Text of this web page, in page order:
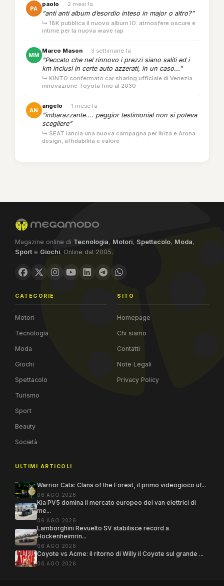
PA
paolo · 2 mesi fa
“anti anti album d’esordio inteso in major o altro?”
↳ 18K pubblica il nuovo album IO: atmosfere oscure e
intime per la nuova wave rap
MM
Marco Mason · 3 settimane fa
“Peccato che nel rinnovo i prezzi siano saliti ed i
km inclusi in certe auto azzerati, in un caso...”
↳ KINTO confermato car sharing ufficiale di Venezia:
innovazione Toyota fino al 2030
AN
angelo · 1 mese fa
“imbarazzante.... peggior testimonial non si poteva
scegliere”
↳ SEAT lancia una nuova campagna per Ibiza e Arona:
design, affidabilità e valore
Magazine online di Tecnologia, Motori, Spettacolo, Moda,
Sport e Giochi. Online dal 2005.
CATEGORIE
Motori
Tecnologia
Moda
Giochi
Spettacolo
Turismo
Sport
Beauty
Società
SITO
Homepage
Chi siamo
Contatti
Note Legali
Privacy Policy
ULTIMI ARTICOLI
Warrior Cats: Clans of the Forest, il primo videogioco uf...
06 AGO 2026
Kia PV5 domina il mercato europeo dei van elettrici di
me...
06 AGO 2026
Lamborghini Revuelto SV stabilisce record a
Hockenheimrin...
06 AGO 2026
Coyote vs Acme: il ritorno di Willy il Coyote sul grande ...
06 AGO 2026